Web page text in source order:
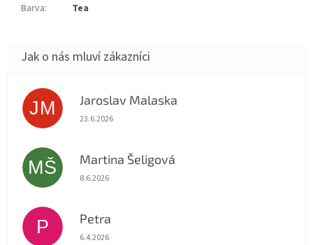
Barva: Tea
JM Jaroslav Malaska
Hodnocení obchodu je 5 z 5 hvězdiček.
23.6.2026
MŠ Martina Šeligová
Hodnocení obchodu je 5 z 5 hvězdiček.
8.6.2026
P Petra
Hodnocení obchodu je 5 z 5 hvězdiček.
6.4.2026